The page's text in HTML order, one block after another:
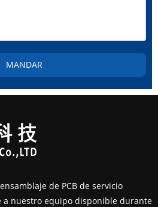
MANDAR
de PCB de servicio
a nuestro equipo disponible durante